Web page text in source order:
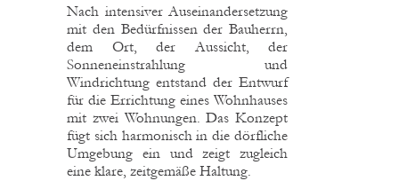
Nach intensiver Auseinandersetzung
mit den Bedürfnissen der Bauherrn,
dem Ort, der Aussicht, der
Sonneneinstrahlung und
Windrichtung entstand der Entwurf
für die Errichtung eines Wohnhauses
mit zwei Wohnungen. Das Konzept
fügt sich harmonisch in die dörfliche
Umgebung ein und zeigt zugleich
eine klare, zeitgemäße Haltung.